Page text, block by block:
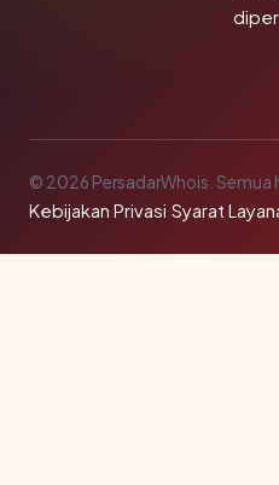
© 2026 PersadarWhois. Semua
Kebijakan Privasi·Syarat